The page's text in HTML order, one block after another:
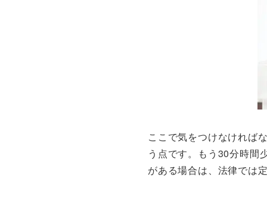
ここで気をつけなければ
う点です。もう30分時間
がある場合は、法律では